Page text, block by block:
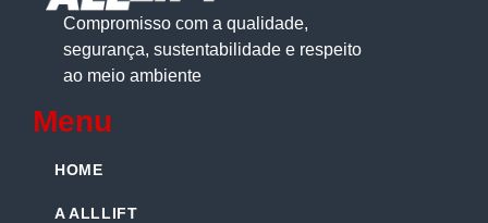
Compromisso com a qualidade,
segurança, sustentabilidade e respeito
ao meio ambiente
Menu
HOME
A ALLLIFT